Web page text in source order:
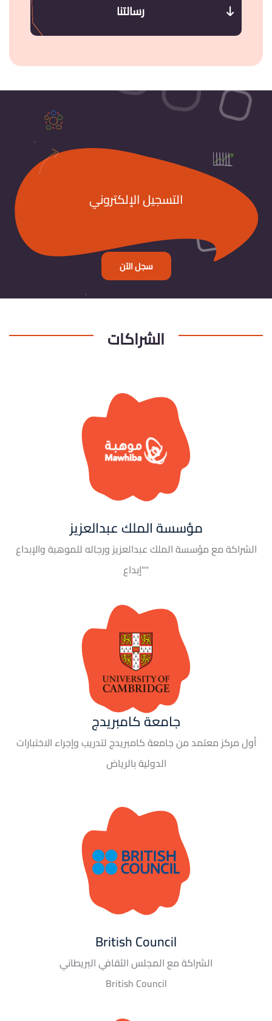
رسالتنا
التسجيل الإلكتروني
سجل الآن
الشراكات
مؤسسة الملك عبدالعزيز
الشراكة مع مؤسسة الملك عبدالعزيز ورجاله للموهبة والإبداع
"إبداع"
جامعة كامبريدج
أول مركز معتمد من جامعة كامبريدج لتدريب وإجراء الاختبارات
الدولية بالرياض
British Council
الشراكة مع المجلس الثقافي البريطاني
British Council